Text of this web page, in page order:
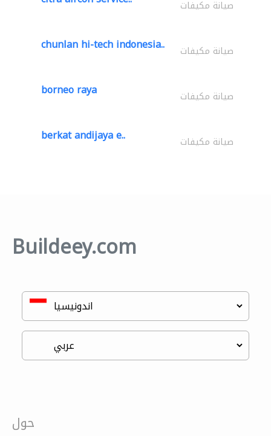
صيانة مكيفات
chunlan hi-tech indonesia.. صيانة مكيفات
borneo raya صيانة مكيفات
berkat andijaya e.. صيانة مكيفات
Buildeey.com
حول